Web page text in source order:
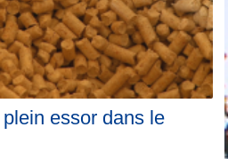
essor dans le